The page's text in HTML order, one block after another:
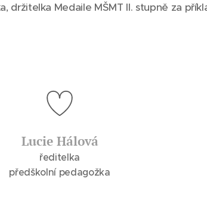
držitelka Medaile MŠMT II. stupně za
Lucie Hálová
ředitelka
předškolní pedagožka